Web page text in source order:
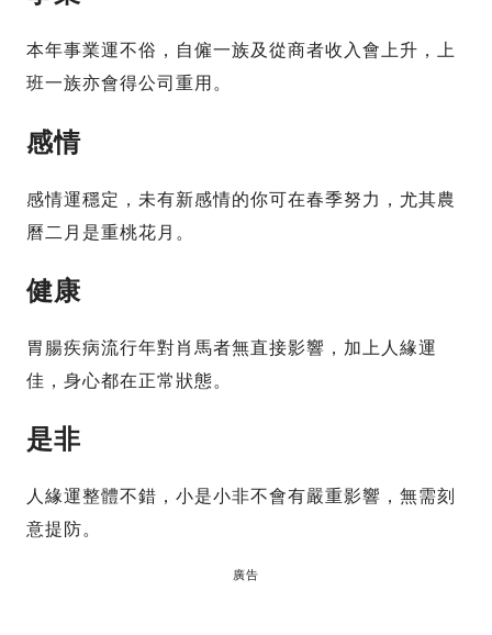
本年事業運不俗，自僱一族及從商者收入會上升，上
班一族亦會得公司重用。
感情
感情運穩定，未有新感情的你可在春季努力，尤其農
曆二月是重桃花月。
健康
胃腸疾病流行年對肖馬者無直接影響，加上人緣運
佳，身心都在正常狀態。
是非
人緣運整體不錯，小是小非不會有嚴重影響，無需刻
意提防。
廣告